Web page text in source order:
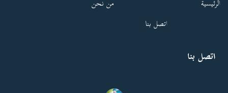
الرئيسية
من نحن
اتصل بنا
اتصل بنا